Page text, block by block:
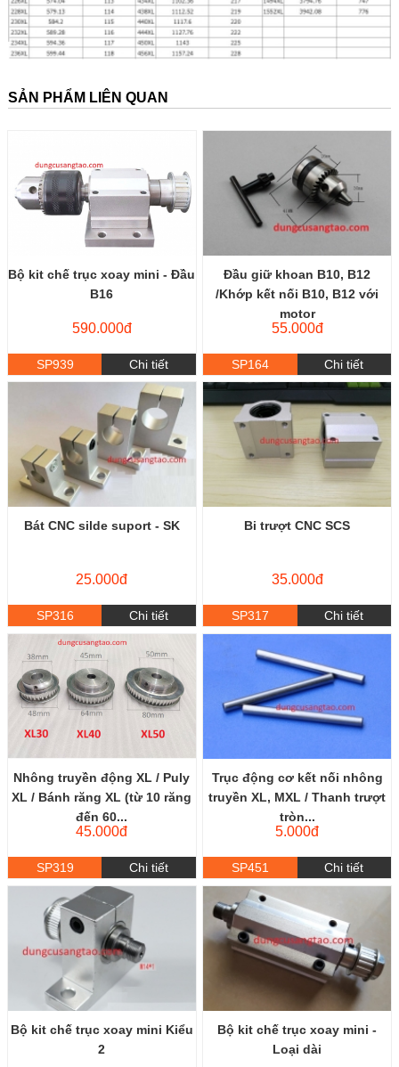
SẢN PHẨM LIÊN QUAN
Bộ kit chế trục xoay mini - Đầu
B16
590.000đ
SP939 Chi tiết
Đầu giữ khoan B10, B12
/Khớp kết nối B10, B12 với
motor
55.000đ
SP164 Chi tiết
Bát CNC silde suport - SK
25.000đ
SP316 Chi tiết
Bi trượt CNC SCS
35.000đ
SP317 Chi tiết
Nhông truyền động XL / Puly
XL / Bánh răng XL (từ 10 răng
đến 60...
45.000đ
SP319 Chi tiết
Trục động cơ kết nối nhông
truyền XL, MXL / Thanh trượt
tròn...
5.000đ
SP451 Chi tiết
Bộ kit chế trục xoay mini Kiểu
2
Bộ kit chế trục xoay mini -
Loại dài